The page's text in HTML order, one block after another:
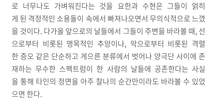
로 너무나도 가벼워진다는 것을 요한과 수현은 그들이 얽히
게 된 격정적인 소용돌이 속에서 빠져나오면서 무의식적으로 느꼈
을 것이다. 다가올 앞으로의 날들에서 그들이 주변을 바라볼 때, 선
으로부터 비롯된 맹목적인 추앙이나, 악으로부터 비롯된 격렬
한 증오 같은 단순하고 게으른 분류에서 벗어나 양극단 사이에 존
재하는 무수한 스펙트럼이 한 사람의 날들에 공존한다는 사실
을 통해 타인의 정면을 아주 찰나의 순간만이라도 바라볼 수 있었
으면 한다.